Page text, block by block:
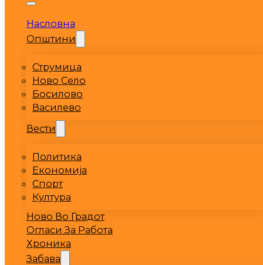
Насловна
Општини
Струмица
Ново Село
Босилово
Василево
Вести
Политика
Економија
Спорт
Култура
Ново Во Градот
Огласи За Работа
Хроника
Забава